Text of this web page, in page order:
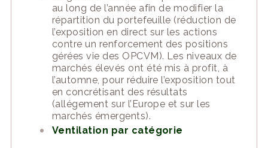
au long de l’année afin de modifier la
répartition du portefeuille (réduction de
l’exposition en direct sur les actions
contre un renforcement des positions
gérées vie des OPCVM). Les niveaux de
marchés élevés ont été mis à profit, à
l’automne, pour réduire l’exposition tout
en concrétisant des résultats
(allégement sur l’Europe et sur les
marchés émergents).
Ventilation par catégorie